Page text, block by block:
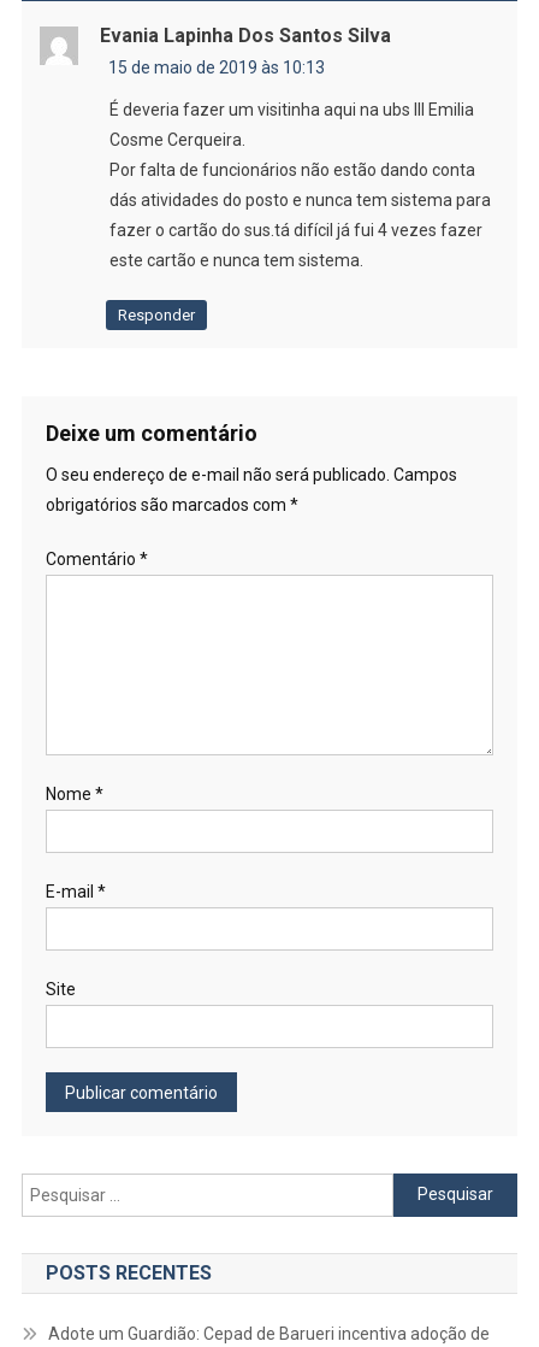
Evania Lapinha Dos Santos Silva
15 de maio de 2019 às 10:13
É deveria fazer um visitinha aqui na ubs lll Emilia
Cosme Cerqueira.
Por falta de funcionários não estão dando conta
dás atividades do posto e nunca tem sistema para
fazer o cartão do sus.tá difícil já fui 4 vezes fazer
este cartão e nunca tem sistema.
Responder
Deixe um comentário
O seu endereço de e-mail não será publicado. Campos
obrigatórios são marcados com *
Comentário *
Nome *
E-mail *
Site
Pesquisar
por:
POSTS RECENTES
Adote um Guardião: Cepad de Barueri incentiva adoção de